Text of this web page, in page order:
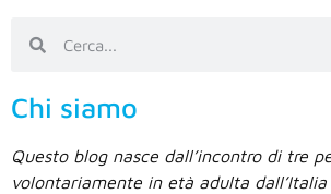
Chi siamo
Questo blog nasce dall’incontro di tre
volontariamente in età adulta